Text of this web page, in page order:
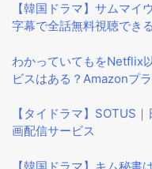
【韓国ドラマ】サムマ
字幕で全話無料視聴でき
わかっていてもをNetflix
ビスはある？Amazonプ
【タイドラマ】SOTUS
画配信サービス
【韓国ドラマ】キム秘